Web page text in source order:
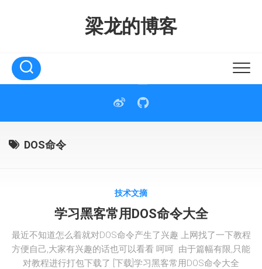
梁龙的博客
DOS命令
技术文摘
学习黑客常用DOS命令大全
最近不知道怎么着就对DOS命令产生了兴趣 上网找了一下教程
方便自己,大家有兴趣的话也可以看看 呵呵 由于篇幅有限,只能
对教程进行打包下载了 [下载]学习黑客常用DOS命令大全